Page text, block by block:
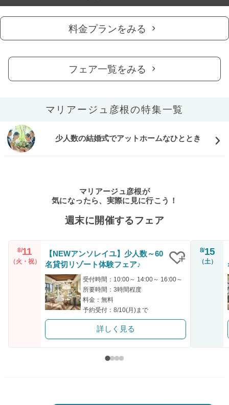
料金プランをみる
フェア一覧をみる
マリアージュ彦根の特集一覧
少人数の結婚式でアットホームなひととき
マリアージュ彦根が
気になったら、実際に見に行こう！
週末に開催するフェア
8/11
（火・祝）
【NEWアンソレイユ】少人数～60
名貸切リゾート体験フェア♪
受付時間：10:00～ 14:00～ 16:00～
所要時間：3時間程度
料金：無料
予約受付：8/10(月)まで
詳しく見る
8/15
（土）